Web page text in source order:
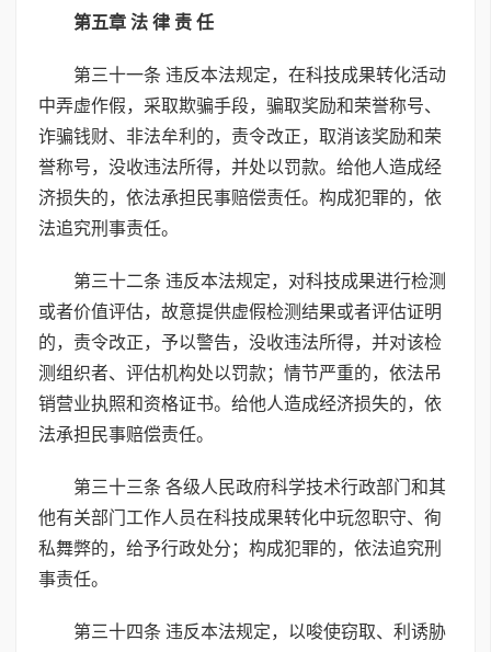
第五章 法 律 责 任
第三十一条 违反本法规定，在科技成果转化活动
中弄虚作假，采取欺骗手段，骗取奖励和荣誉称号、
诈骗钱财、非法牟利的，责令改正，取消该奖励和荣
誉称号，没收违法所得，并处以罚款。给他人造成经
济损失的，依法承担民事赔偿责任。构成犯罪的，依
法追究刑事责任。
第三十二条 违反本法规定，对科技成果进行检测
或者价值评估，故意提供虚假检测结果或者评估证明
的，责令改正，予以警告，没收违法所得，并对该检
测组织者、评估机构处以罚款；情节严重的，依法吊
销营业执照和资格证书。给他人造成经济损失的，依
法承担民事赔偿责任。
第三十三条 各级人民政府科学技术行政部门和其
他有关部门工作人员在科技成果转化中玩忽职守、徇
私舞弊的，给予行政处分；构成犯罪的，依法追究刑
事责任。
第三十四条 违反本法规定，以唆使窃取、利诱胁